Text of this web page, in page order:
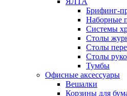
Брифинг-
Наборные
Системы
Столы
Столы
Столы
Тумбы
Офисные аксессуары
Вешалки
Корзины для